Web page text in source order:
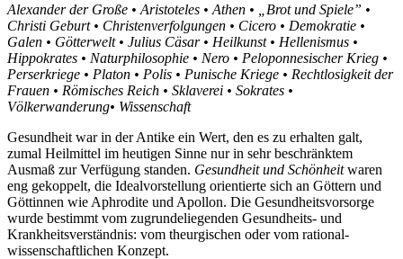
Alexander der Große • Aristoteles • Athen • „Brot und Spiele” •
Christi Geburt • Christenverfolgungen • Cicero • Demokratie •
Galen • Götterwelt • Julius Cäsar • Heilkunst • Hellenismus •
Hippokrates • Naturphilosophie • Nero • Peloponnesischer Krieg •
Perserkriege • Platon • Polis • Punische Kriege • Rechtlosigkeit der
Frauen • Römisches Reich • Sklaverei • Sokrates •
Völkerwanderung• Wissenschaft
Gesundheit war in der Antike ein Wert, den es zu erhalten galt,
zumal Heilmittel im heutigen Sinne nur in sehr beschränktem
Ausmaß zur Verfügung standen. Gesundheit und Schönheitwaren
eng gekoppelt, die Idealvorstellung orientierte sich an Göttern und
Göttinnen wie Aphrodite und Apollon. Die Gesundheitsvorsorge
wurde bestimmt vom zugrundeliegenden Gesundheits- und
Krankheitsverständnis: vom theurgischen oder vom rational-
wissenschaftlichen Konzept.